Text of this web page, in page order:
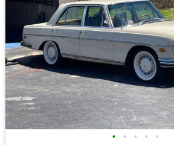
• • • • •